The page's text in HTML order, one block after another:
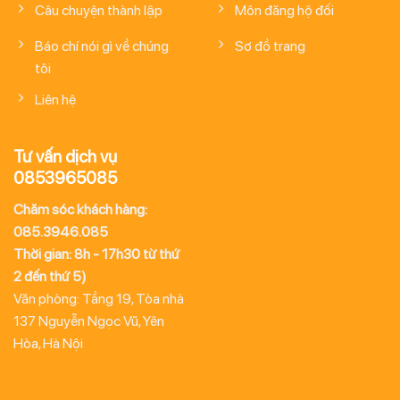
Câu chuyện thành lập
Báo chí nói gì về chúng
tôi
Liên hệ
Môn đăng hộ đối
Sơ đồ trang
Tư vấn dịch vụ
0853965085
Chăm sóc khách hàng:
085.3946.085
Thời gian: 8h - 17h30 từ thứ
2 đến thứ 5)
Văn phòng: Tầng 19, Tòa nhà
137 Nguyễn Ngọc Vũ, Yên
Hòa, Hà Nội